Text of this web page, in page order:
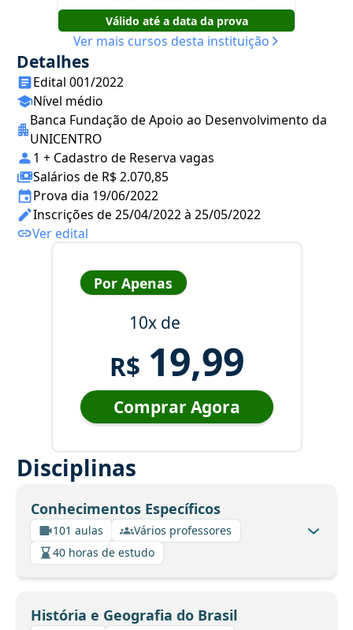
Válido até a data da prova
Ver mais cursos desta instituição
Detalhes
Edital 001/2022
Nível médio
Banca Fundação de Apoio ao Desenvolvimento da
UNICENTRO
1 + Cadastro de Reserva vagas
Salários de R$ 2.070,85
Prova dia 19/06/2022
Inscrições de 25/04/2022 à 25/05/2022
Ver edital
Por Apenas
10x de
R$ 19,99
Comprar Agora
Disciplinas
Conhecimentos Específicos
101 aulas
Vários professores
40 horas de estudo
História e Geografia do Brasil